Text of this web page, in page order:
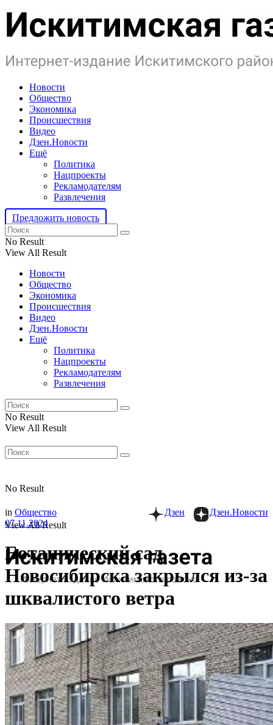
Новости
Общество
Экономика
Происшествия
Видео
Дзен.Новости
Ещё
Политика
Нацпроекты
Рекламодателям
Развлечения
Предложить новость
No Result
View All Result
Новости
Общество
Экономика
Происшествия
Видео
Дзен.Новости
Ещё
Политика
Нацпроекты
Рекламодателям
Развлечения
No Result
View All Result
No Result
View All Result
Дзен.Новости
Дзен
in Общество
07.11.2024
Ботанический сад
Новосибирска закрылся из-за
шквалистого ветра